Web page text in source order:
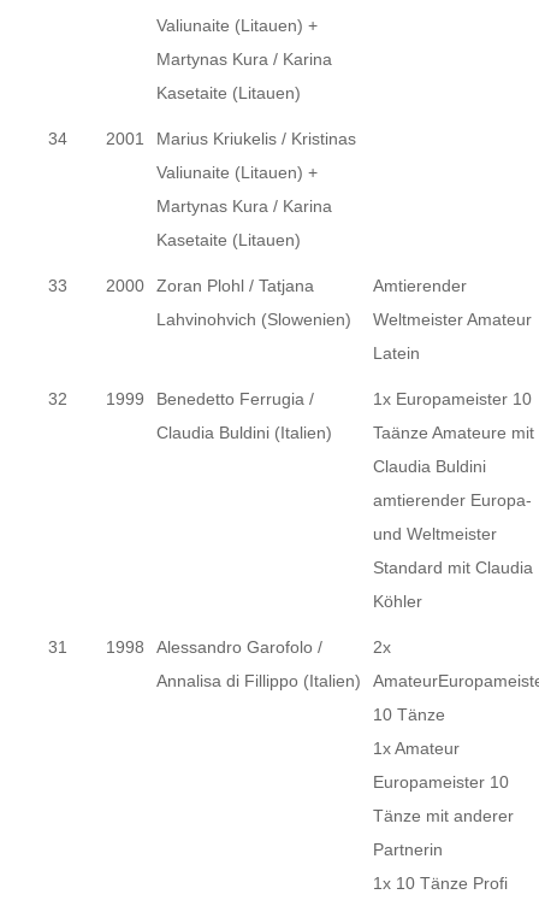
Valiunaite (Litauen) +
Martynas Kura / Karina
Kasetaite (Litauen)
34 2001
Marius Kriukelis / Kristinas
Valiunaite (Litauen) +
Martynas Kura / Karina
Kasetaite (Litauen)
33 2000
Zoran Plohl / Tatjana
Lahvinohvich (Slowenien)
Amtierender
Weltmeister Amateur
Latein
32 1999
Benedetto Ferrugia /
Claudia Buldini (Italien)
1x Europameister 10
Taänze Amateure mit
Claudia Buldini
amtierender Europa-
und Weltmeister
Standard mit Claudia
Köhler
31 1998
Alessandro Garofolo /
Annalisa di Fillippo (Italien)
2x
10 Tänze
1x Amateur
Europameister 10
Tänze mit anderer
Partnerin
1x 10 Tänze Profi